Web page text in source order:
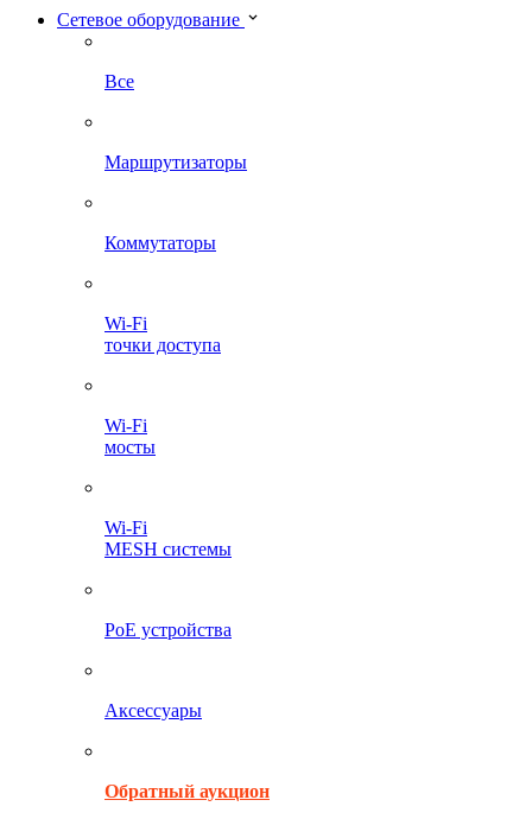
Сетевое оборудование
Все
Маршрутизаторы
Коммутаторы
Wi-Fi
точки доступа
Wi-Fi
мосты
Wi-Fi
MESH системы
PoE устройства
Аксессуары
Обратный аукцион